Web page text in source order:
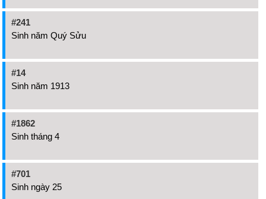
#241
Sinh năm Quý Sửu
#14
Sinh năm 1913
#1862
Sinh tháng 4
#701
Sinh ngày 25